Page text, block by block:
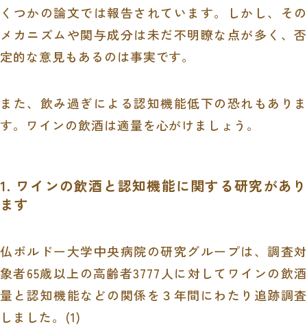
くつかの論文では報告されています。しかし、その
メカニズムや関与成分は未だ不明瞭な点が多く、否
定的な意見もあるのは事実です。
また、飲み過ぎによる認知機能低下の恐れもありま
す。ワインの飲酒は適量を心がけましょう。
1. ワインの飲酒と認知機能に関する研究があり
ます
仏ボルドー大学中央病院の研究グループは、調査対
象者65歳以上の高齢者3777 人に対してワインの飲酒
量と認知機能などの関係を３年間にわたり追跡調査
しました。 (1)